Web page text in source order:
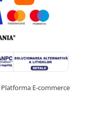
Platforma E-commerce